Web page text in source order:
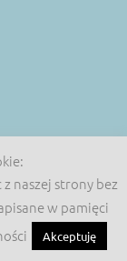
naszej strony bez
w pamięci
Akceptuję